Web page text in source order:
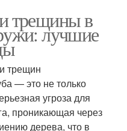
трещины в
лучшие
трещин
— это не только
угроза для
проникающая через
дерева, что в